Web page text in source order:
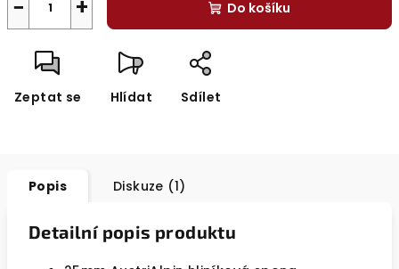
+
− Do košíku
Zeptat se Hlídat Sdílet
Popis Diskuze (1)
Detailní popis produktu